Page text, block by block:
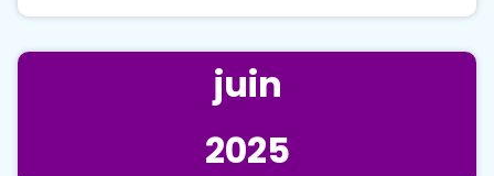
juin
2025